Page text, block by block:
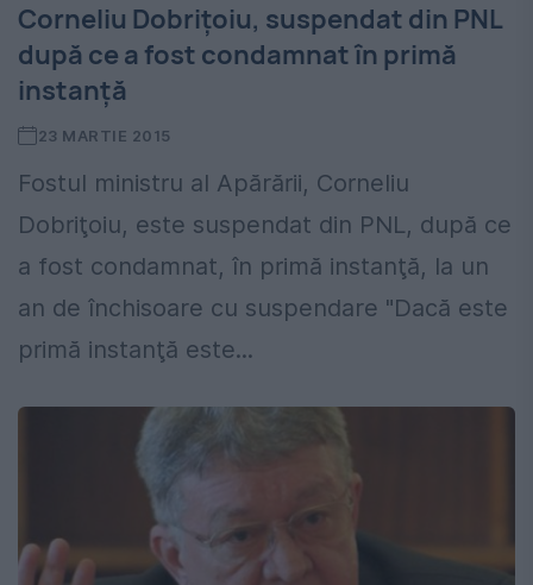
Corneliu Dobriţoiu, suspendat din PNL
după ce a fost condamnat în primă
instanţă
23 MARTIE 2015
Fostul ministru al Apărării, Corneliu
Dobriţoiu, este suspendat din PNL, după ce
a fost condamnat, în primă instanţă, la un
an de închisoare cu suspendare "Dacă este
primă instanţă este...